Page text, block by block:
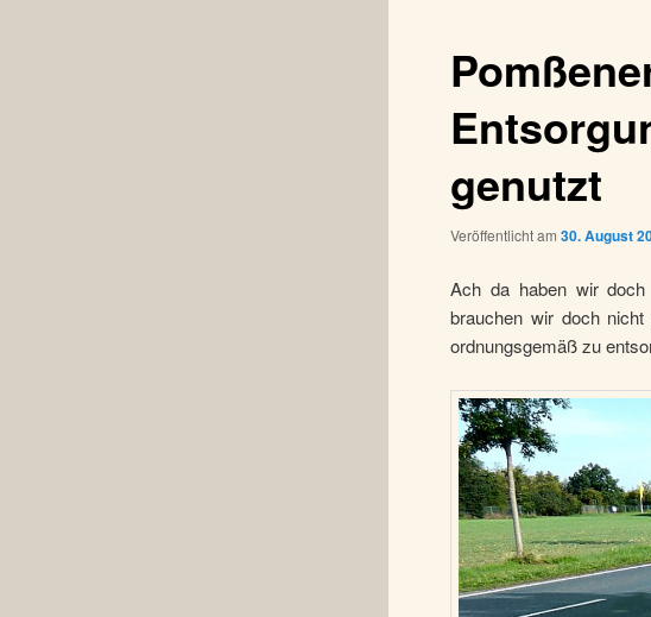
genutzt
Veröffentlicht am30. August
Ach da haben wir
brauchen wir doch
ordnungsgemäß zu